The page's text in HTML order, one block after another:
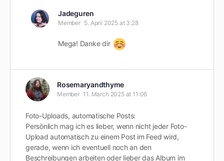
Jadeguren
Member 5. April 2025 at 3:28
Mega! Danke dir
Rosemaryandthyme
Member 11. March 2025 at 11:06
Foto-Uploads, automatische Posts:
Persönlich mag ich es lieber, wenn nicht jeder Foto-
Upload automatisch zu einem Post im Feed wird,
gerade, wenn ich eventuell noch an den
Beschreibungen arbeiten oder lieber das Album im